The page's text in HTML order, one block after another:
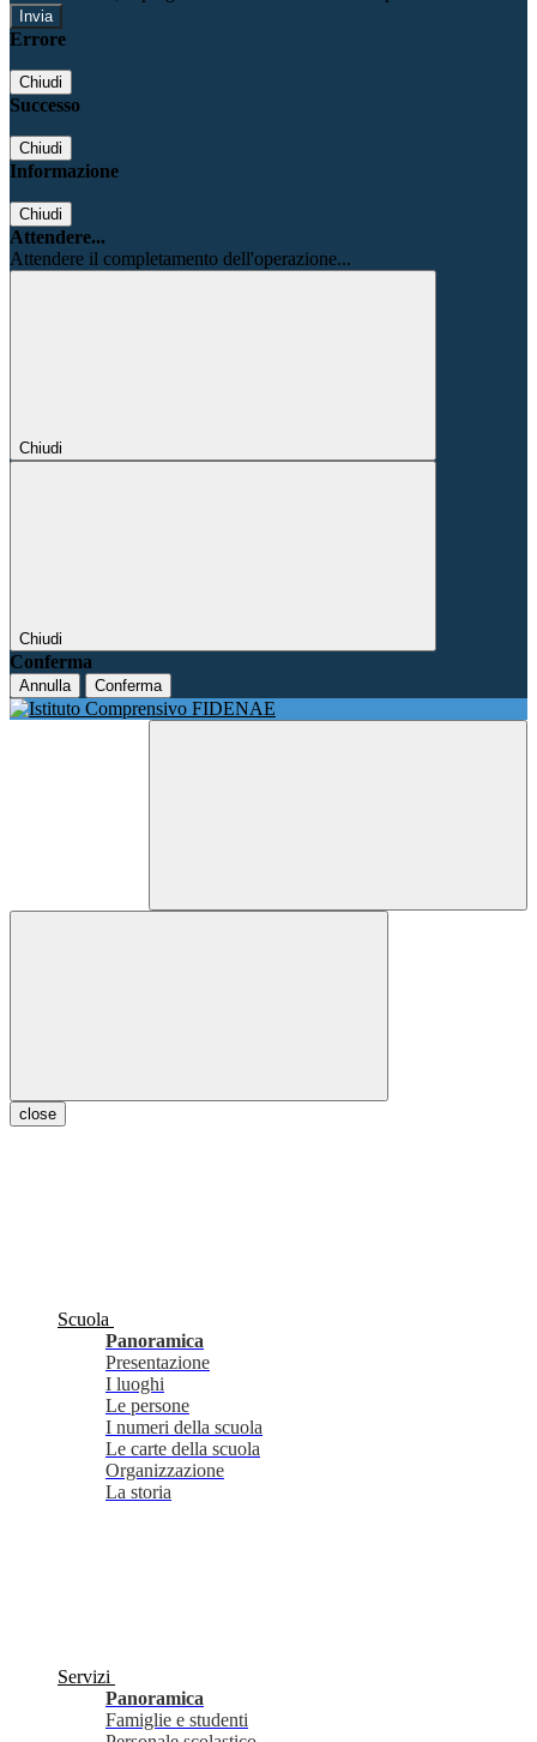
Errore
Chiudi
Successo
Chiudi
Informazione
Chiudi
Attendere...
Attendere il completamento dell'operazione...
Chiudi
Chiudi
Conferma
Annulla Conferma
close
Scuola
Panoramica
Presentazione
I luoghi
Le persone
I numeri della scuola
Le carte della scuola
Organizzazione
La storia
Servizi
Panoramica
Famiglie e studenti